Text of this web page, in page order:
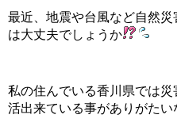
最近、地震や台風など自然
は大丈夫でしょうか
私の住んでいる香川県では
活出来ている事がありがたい